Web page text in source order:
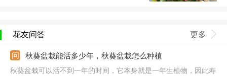
花友问答 更多
秋葵盆栽能活多少年，秋葵盆栽怎么种植
秋葵盆栽可以活不到一年的时间，它本身就是一年生植物，因此寿